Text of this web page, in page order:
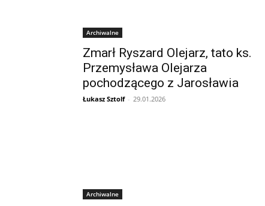
Archiwalne
Zmarł Ryszard Olejarz, tato ks.
Przemysława Olejarza
pochodzącego z Jarosławia
Łukasz Sztolf - 29.01.2026
Archiwalne